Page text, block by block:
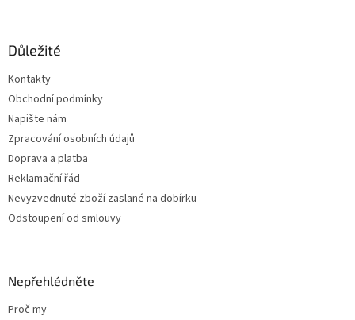
Důležité
Kontakty
Obchodní podmínky
Napište nám
Zpracování osobních údajů
Doprava a platba
Reklamační řád
Nevyzvednuté zboží zaslané na dobírku
Odstoupení od smlouvy
Nepřehlédněte
Proč my